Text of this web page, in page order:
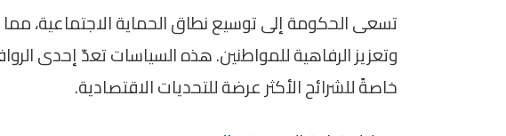
تسعى الحكومة إلى توسيع نطاق الحماية الاجتماعية، مما
وتعزيز الرفاهية للمواطنين. هذه السياسات تعدّ إحدى
خاصةً للشرائح الأكثر عرضة للتحديات الاقتصادية.